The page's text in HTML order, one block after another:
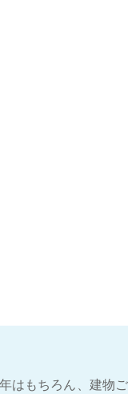
はもちろん、建物